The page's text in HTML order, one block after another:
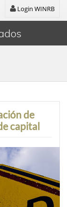
Login WINRB
de
capital